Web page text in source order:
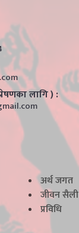
लागि ) :
अर्थ जगत
जीवन सैली
प्रविधि